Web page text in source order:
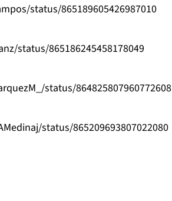
status/865189605426987010
status/865186245458178049
status/864825807960772608
status/865209693807022080